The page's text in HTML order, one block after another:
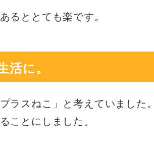
るととても楽です。
に。
ラスねこ」と考えていました
ことにしました。